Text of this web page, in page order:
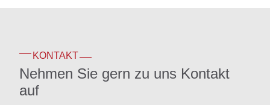
KONTAKT
Nehmen Sie gern zu uns Kontakt
auf